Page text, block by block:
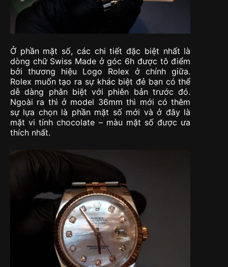
Ở phần mặt số, các chi tiết đặc biệt nhất là
dòng chữ Swiss Made ở góc 6h được tô điểm
bởi thương hiệu Logo Rolex ở chính giữa.
Rolex muốn tạo ra sự khác biệt đẻ bạn có thể
dễ dàng phân biệt với phiên bản trước đó.
Ngoài ra thì ở model 36mm thì mới có thêm
sự lựa chọn là phần mặt số mới và ở đây là
mặt vi tính chocolate – màu mặt số được ưa
thích nhất.